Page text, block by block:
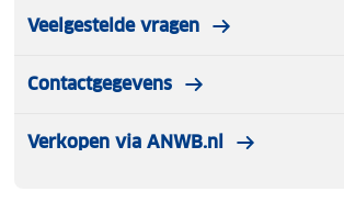
Veelgestelde vragen
Contactgegevens
Verkopen via ANWB.nl